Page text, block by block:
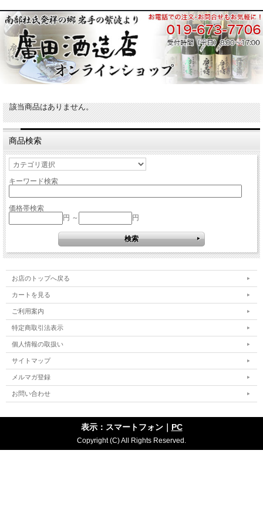
該当商品はありません。
商品検索
キーワード検索
価格帯検索
円 ～
円
お店のトップへ戻る
カートを見る
ご利用案内
特定商取引法表示
個人情報の取扱い
サイトマップ
メルマガ登録
お問い合わせ
表示：スマートフォン｜ PC
Copyright (C) All Rights Reserved.